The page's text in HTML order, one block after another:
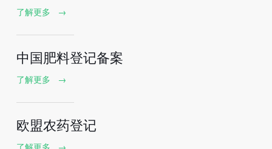
了解更多 →
中国肥料登记备案
了解更多 →
欧盟农药登记